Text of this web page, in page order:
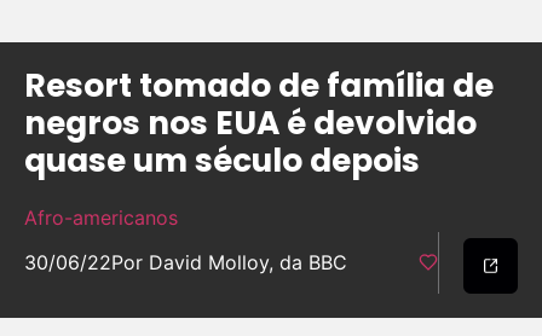
Resort tomado de família de
negros nos EUA é devolvido
quase um século depois
Afro-americanos
30/06/22Por David Molloy, da BBC